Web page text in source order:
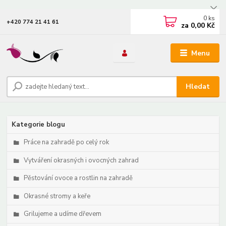
Menu
Hledat
+420 774 21 41 61 0 ks
za 0,00 Kč
Kategorie blogu
Práce na zahradě po celý rok
Vytváření okrasných i ovocných zahrad
Pěstování ovoce a rostlin na zahradě
Okrasné stromy a keře
Grilujeme a udíme dřevem